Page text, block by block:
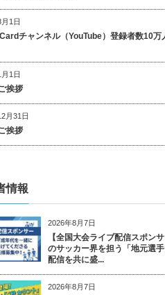
1日
チャンネル（YouTube）登録者数10万
1日
挨拶
月31日
挨拶
情報
2026年8月7日
【全国大会ライブ配信スポン
のサッカー界を担う「地元選
配信を共に盛...
2026年8月7日